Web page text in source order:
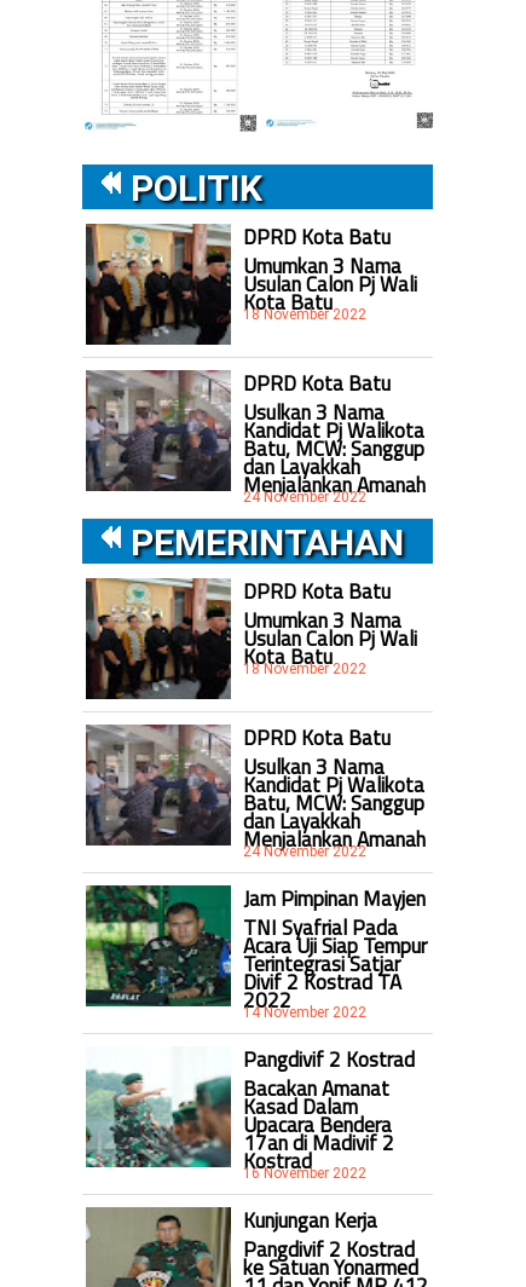
POLITIK
DPRD Kota Batu
Umumkan 3 Nama
Usulan Calon Pj Wali
Kota Batu
18 November 2022
DPRD Kota Batu
Usulkan 3 Nama
Kandidat Pj Walikota
Batu, MCW: Sanggup
dan Layakkah
Menjalankan Amanah
24 November 2022
PEMERINTAHAN
DPRD Kota Batu
Umumkan 3 Nama
Usulan Calon Pj Wali
Kota Batu
18 November 2022
DPRD Kota Batu
Usulkan 3 Nama
Kandidat Pj Walikota
Batu, MCW: Sanggup
dan Layakkah
Menjalankan Amanah
24 November 2022
Jam Pimpinan Mayjen
TNI Syafrial Pada
Acara Uji Siap Tempur
Terintegrasi Satjar
Divif 2 Kostrad TA
2022
14 November 2022
Pangdivif 2 Kostrad
Bacakan Amanat
Kasad Dalam
Upacara Bendera
17an di Madivif 2
Kostrad
16 November 2022
Kunjungan Kerja
Pangdivif 2 Kostrad
ke Satuan Yonarmed
11 dan Yonif MR 412